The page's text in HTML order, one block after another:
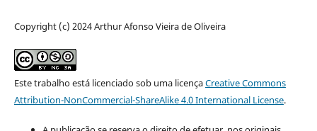
Copyright (c) 2024 Arthur Afonso Vieira de Oliveira
Este trabalho está licenciado sob uma licençaCreative Commons
Attribution-NonCommercial-ShareAlike 4.0 International License.